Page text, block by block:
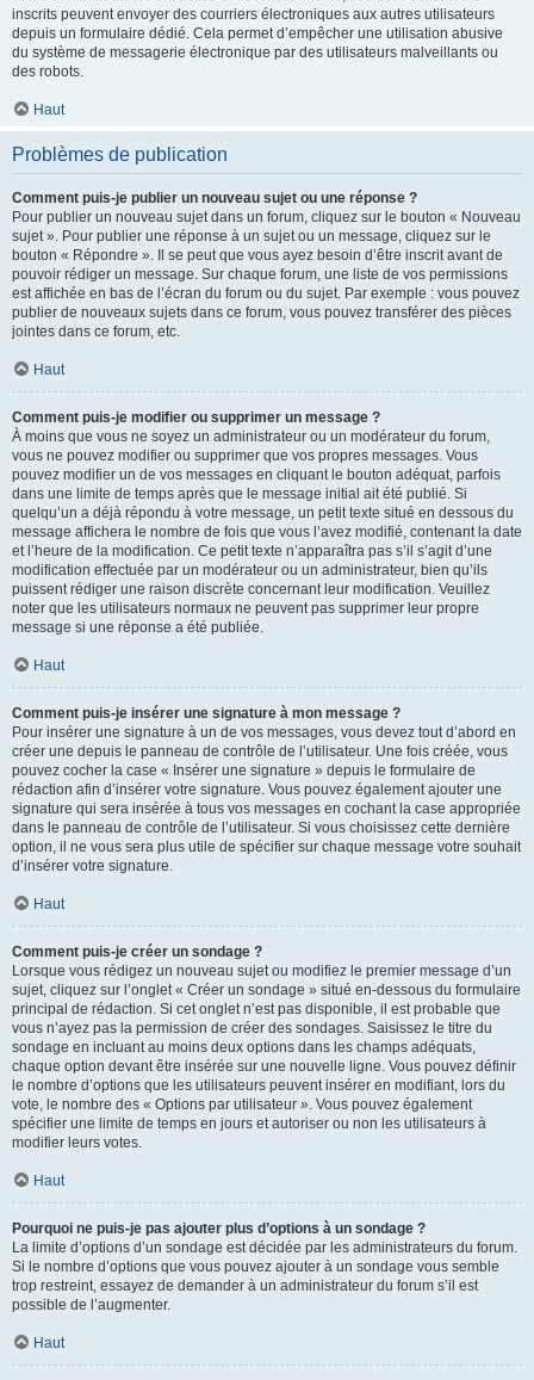
inscrits peuvent envoyer des courriers électroniques aux autres utilisateurs
depuis un formulaire dédié. Cela permet d’empêcher une utilisation abusive
du système de messagerie électronique par des utilisateurs malveillants ou
des robots.
Haut
Problèmes de publication
Comment puis-je publier un nouveau sujet ou une réponse ?
Pour publier un nouveau sujet dans un forum, cliquez sur le bouton « Nouveau
sujet ». Pour publier une réponse à un sujet ou un message, cliquez sur le
bouton « Répondre ». Il se peut que vous ayez besoin d’être inscrit avant de
pouvoir rédiger un message. Sur chaque forum, une liste de vos permissions
est affichée en bas de l’écran du forum ou du sujet. Par exemple : vous pouvez
publier de nouveaux sujets dans ce forum, vous pouvez transférer des pièces
jointes dans ce forum, etc.
Haut
Comment puis-je modifier ou supprimer un message ?
À moins que vous ne soyez un administrateur ou un modérateur du forum,
vous ne pouvez modifier ou supprimer que vos propres messages. Vous
pouvez modifier un de vos messages en cliquant le bouton adéquat, parfois
dans une limite de temps après que le message initial ait été publié. Si
quelqu’un a déjà répondu à votre message, un petit texte situé en dessous du
message affichera le nombre de fois que vous l’avez modifié, contenant la date
et l’heure de la modification. Ce petit texte n’apparaîtra pas s’il s’agit d’une
modification effectuée par un modérateur ou un administrateur, bien qu’ils
puissent rédiger une raison discrète concernant leur modification. Veuillez
noter que les utilisateurs normaux ne peuvent pas supprimer leur propre
message si une réponse a été publiée.
Haut
Comment puis-je insérer une signature à mon message ?
Pour insérer une signature à un de vos messages, vous devez tout d’abord en
créer une depuis le panneau de contrôle de l’utilisateur. Une fois créée, vous
pouvez cocher la case « Insérer une signature » depuis le formulaire de
rédaction afin d’insérer votre signature. Vous pouvez également ajouter une
signature qui sera insérée à tous vos messages en cochant la case appropriée
dans le panneau de contrôle de l’utilisateur. Si vous choisissez cette dernière
option, il ne vous sera plus utile de spécifier sur chaque message votre souhait
d’insérer votre signature.
Haut
Comment puis-je créer un sondage ?
Lorsque vous rédigez un nouveau sujet ou modifiez le premier message d’un
sujet, cliquez sur l’onglet « Créer un sondage » situé en-dessous du formulaire
principal de rédaction. Si cet onglet n’est pas disponible, il est probable que
vous n’ayez pas la permission de créer des sondages. Saisissez le titre du
sondage en incluant au moins deux options dans les champs adéquats,
chaque option devant être insérée sur une nouvelle ligne. Vous pouvez définir
le nombre d’options que les utilisateurs peuvent insérer en modifiant, lors du
vote, le nombre des « Options par utilisateur ». Vous pouvez également
spécifier une limite de temps en jours et autoriser ou non les utilisateurs à
modifier leurs votes.
Haut
Pourquoi ne puis-je pas ajouter plus d’options à un sondage ?
La limite d’options d’un sondage est décidée par les administrateurs du forum.
Si le nombre d’options que vous pouvez ajouter à un sondage vous semble
trop restreint, essayez de demander à un administrateur du forum s’il est
possible de l’augmenter.
Haut